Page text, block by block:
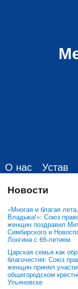
О нас Устав
Новости
«Многая и благая
Владыка!»: Союз
женщин поздравил
Симбирского и
Лонгина с 65-летием
Царская семья как
благочестия: Союз
женщин принял
общегородском
Ульяновске